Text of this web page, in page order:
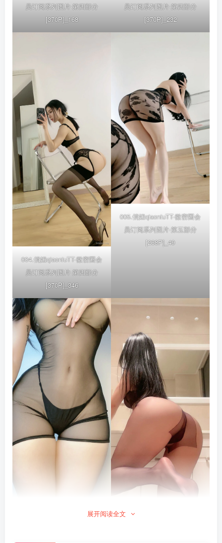
员订阅系列图片-第四部分
[370P]_168
员订阅系列图片-第四部分
[370P]_232
004.俏妞qiaoniuTT-微密圈会
员订阅系列图片-第四部分
[370P]_346
005.俏妞qiaoniuTT-微密圈会
员订阅系列图片-第五部分
[268P]_49
展开阅读全文